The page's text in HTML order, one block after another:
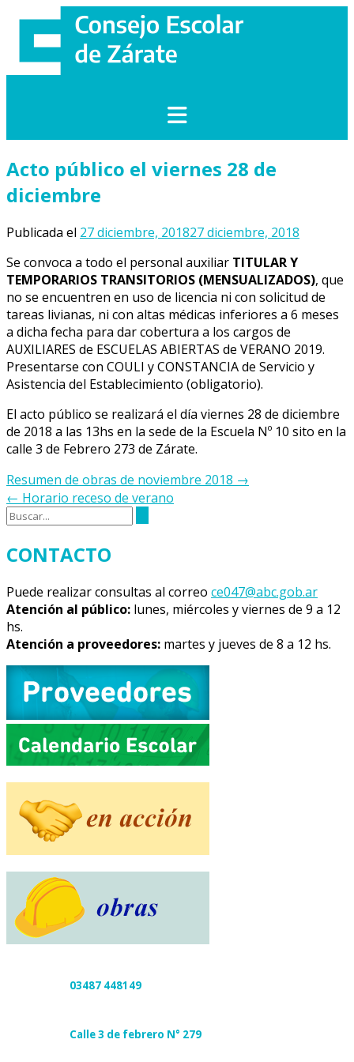
contenido
Acto público el viernes 28 de
diciembre
Publicada el 27 diciembre, 201827 diciembre, 2018
Se convoca a todo el personal auxiliar TITULAR Y
TEMPORARIOS TRANSITORIOS (MENSUALIZADOS), que
no se encuentren en uso de licencia ni con solicitud de
tareas livianas, ni con altas médicas inferiores a 6 meses
a dicha fecha para dar cobertura a los cargos de
AUXILIARES de ESCUELAS ABIERTAS de VERANO 2019.
Presentarse con COULI y CONSTANCIA de Servicio y
Asistencia del Establecimiento (obligatorio).
El acto público se realizará el día viernes 28 de diciembre
de 2018 a las 13hs en la sede de la Escuela Nº 10 sito en la
calle 3 de Febrero 273 de Zárate.
Navegación
de
la
entrada
Resumen de obras de noviembre 2018 →
← Horario receso de verano
CONTACTO
Puede realizar consultas al correo ce047@abc.gob.ar
Atención al público: lunes, miércoles y viernes de 9 a 12
hs.
Atención a proveedores: martes y jueves de 8 a 12 hs.
03487 448149
Calle 3 de febrero N° 279